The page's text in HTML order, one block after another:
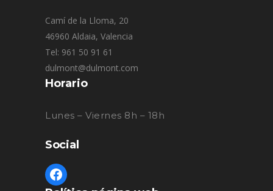
Camí de la Lloma, 20
46960 Aldaia, Valencia
Tel: 961 50 91 61
dulmont@dulmont.com
Horario
Lunes – Viernes 8h – 18h
Social